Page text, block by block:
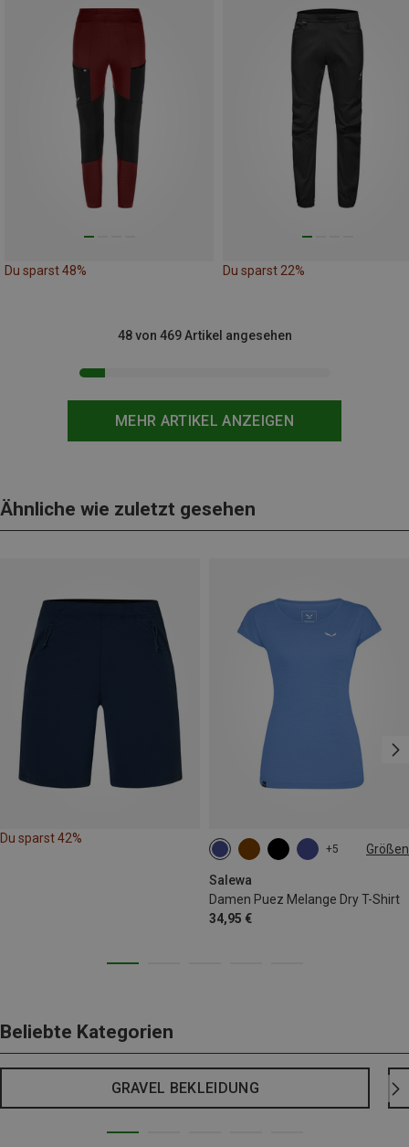
Du sparst 48% Du sparst 22%
MEHR ARTIKEL ANZEIGEN
48 von 469 Artikel angesehen
Ähnliche wie zuletzt gesehen
Du sparst 42%
+5 Größen
Salewa
Damen Puez Melange Dry T-Shirt
34,95 €
XS S M
Beliebte Kategorien
GRAVEL BEKLEIDUNG